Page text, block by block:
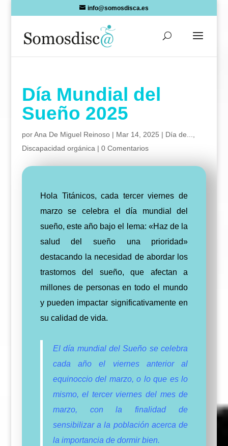
info@somosdisca.es
Día Mundial del
Sueño 2025
porAna De Miguel Reinoso| Mar 14, 2025 | Día de...
Discapacidad orgánica | 0 Comentarios
Hola Titánicos, cada tercer viernes de
marzo se celebra el día mundial del
sueño, este año bajo el lema: «Haz de la
salud del sueño una prioridad»
destacando la necesidad de abordar los
trastornos del sueño, que afectan a
millones de personas en todo el mundo
y pueden impactar significativamente en
su calidad de vida.
El día mundial del Sueño se celebra
cada año el viernes anterior al
equinoccio del marzo, o lo que es lo
mismo, el tercer viernes del mes de
marzo, con la finalidad de
sensibilizar a la población acerca de
la importancia de dormir bien.